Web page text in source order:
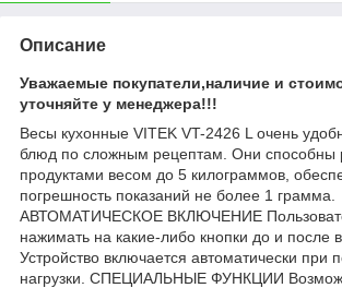
Описание
Уважаемые покупатели,наличие и
уточняйте у менеджера!!!
Весы кухонные VITEK VT-2426 L очень
блюд по сложным рецептам. Они способны
продуктами весом до 5 килограммов,
погрешность показаний не более 1 грамма.
АВТОМАТИЧЕСКОЕ ВКЛЮЧЕНИЕ
нажимать на какие-либо кнопки до и после
Устройство включается автоматически при
нагрузки. СПЕЦИАЛЬНЫЕ ФУНКЦИИ